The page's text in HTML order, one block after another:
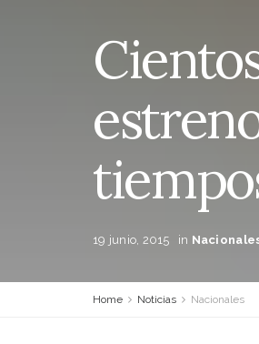
19 junio, 2015 in
Home Noticias Nacionales